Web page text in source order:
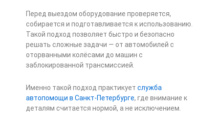
Перед выездом оборудование проверяется,
собирается и подготавливается к использованию.
Такой подход позволяет быстро и безопасно
решать сложные задачи — от автомобилей с
оторванными колёсами до машин с
заблокированной трансмиссией.
Именно такой подход практикует служба
автопомощи в Санкт-Петербурге, где внимание к
деталям считается нормой, а не исключением.